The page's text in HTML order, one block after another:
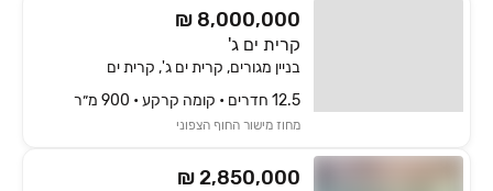
₪ 8,000,000
קרית ים ג'
בניין מגורים, קרית ים ג', קרית ים
12.5 חדרים • קומה ‎קרקע‏ • 900 מ״ר
מחוז מישור החוף הצפוני
₪ 2,850,000